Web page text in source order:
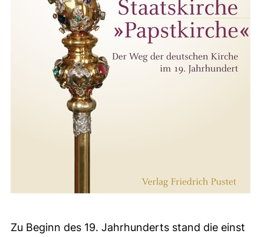
Zu Beginn des 19. Jahrhunderts stand die einst